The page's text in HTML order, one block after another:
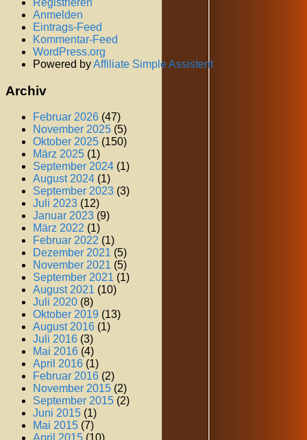
Registrieren
Anmelden
Eintrags-Feed
Kommentar-Feed
WordPress.org
Powered byAffiliate Simple Assistent
Archiv
Februar 2026 (47)
November 2025 (5)
Oktober 2025 (150)
März 2025 (1)
September 2024 (1)
August 2024 (1)
September 2023 (3)
Juli 2023 (12)
Januar 2023 (9)
März 2022 (1)
Februar 2022 (1)
Dezember 2021 (5)
November 2021 (5)
September 2021 (1)
August 2021 (10)
Juli 2020 (8)
Oktober 2019 (13)
August 2016 (1)
Juli 2016 (3)
Mai 2016 (4)
April 2016 (1)
Februar 2016 (2)
November 2015 (2)
September 2015 (2)
Juni 2015 (1)
Mai 2015 (7)